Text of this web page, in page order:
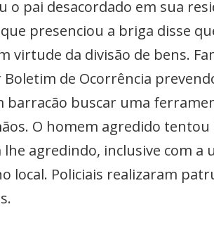
pai desacordado em sua
presenciou a briga disse
virtude da divisão de bens.
de Ocorrência
barracão buscar uma
O homem agredido
agredindo, inclusive com a
local. Policiais realizaram